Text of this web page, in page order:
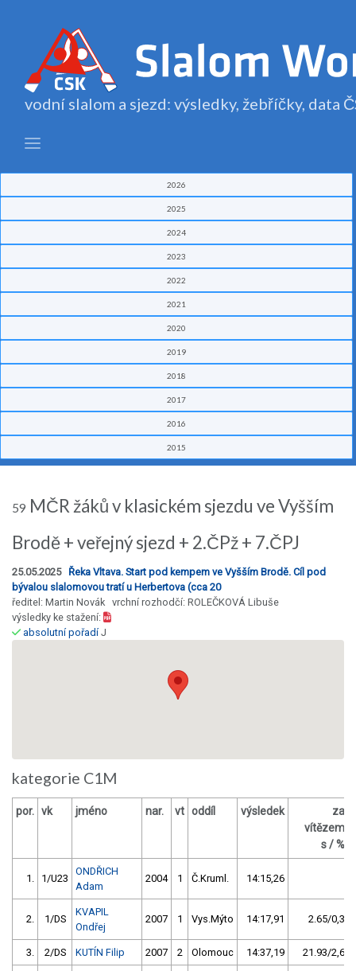
vodní slalom a sjezd: výsledky, žebříčky, data
2026
2025
2024
2023
2022
2021
2020
2019
2018
2017
2016
2015
59 MČR žáků v klasickém sjezdu ve Vyšším
Brodě + veřejný sjezd + 2.ČPž + 7.ČPJ
25.05.2025 Řeka Vltava. Start pod kempem ve Vyšším Brodě. Cíl pod
bývalou slalomovou tratí u Herbertova (cca 20
ředitel: Martin Novák vrchní rozhodčí: ROLEČKOVÁ Libuše
výsledky ke stažení:
absolutní pořadíJ
kategorie C1M
por. vk jméno nar. vt oddíl výsledek
za
vítězem
s / %
1. 1/U23
ONDŘICH
Adam
2004 1 Č.Kruml. 14:15,26
2. 1/DS
KVAPIL
Ondřej
2007 1 Vys.Mýto 14:17,91 2.65/0,3
3. 2/DS KUTÍN Filip 2007 2 Olomouc 14:37,19 21.93/2,6